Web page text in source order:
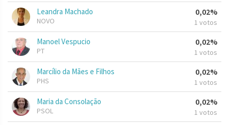
Leandra Machado
NOVO
0,02%
1 votos
Manoel Vespucio
PT
0,02%
1 votos
Marcílio da Mães e Filhos
PHS
0,02%
1 votos
Maria da Consolação
PSOL
0,02%
1 votos